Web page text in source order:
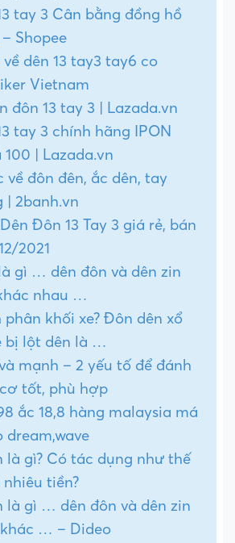
tay 3 Cân bằng đồng hồ
Shopee
dên 13 tay3 tay6 co
Vietnam
đôn 13 tay 3 | Lazada.vn
tay 3 chính hãng IPON
| Lazada.vn
về đôn đên, ắc dên, tay
| 2banh.vn
Đôn 13 Tay 3 giá rẻ, bán
2021
gì … dên đôn và dên zin
nhau …
phân khối xe? Đôn dên xổ
bị lột dên là …
mạnh – 2 yếu tố để đánh
tốt, phù hợp
ắc 18,8 hàng malaysia má
dream,wave
là gì? Có tác dụng như thế
tiền?
là gì … dên đôn và dên zin
… – Dideo